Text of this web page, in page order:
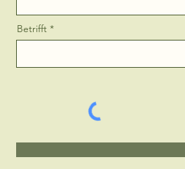
Betrifft